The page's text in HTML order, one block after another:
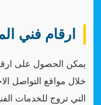
ارقام فني
يمكن الحصول على
خلال مواقع التواصل
التي تروج للخدمات